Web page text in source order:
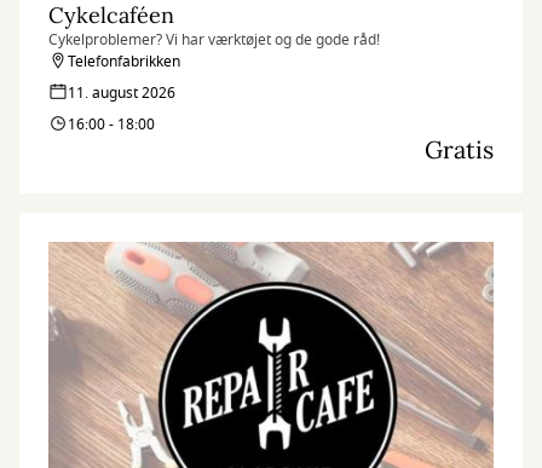
Cykelcaféen
Cykelproblemer? Vi har værktøjet og de gode råd!
Telefonfabrikken
11. august 2026
16:00 - 18:00
Gratis